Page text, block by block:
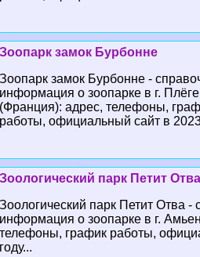
Зоопарк замок Бурбонне
Зоопарк замок Бурбонне -
информация о зоопарке в г.
(Франция): адрес, телефоны,
работы, официальный сайт в 2023
Зоологический парк Петит Отва
Зоологический парк Петит Отва -
информация о зоопарке в г.
телефоны, график работы,
году...